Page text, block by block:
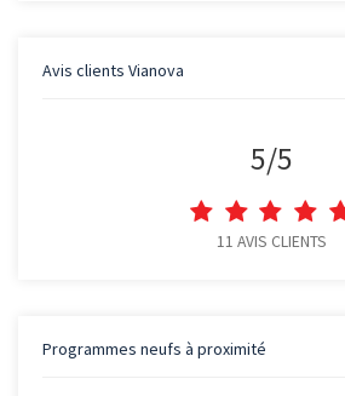
Avis clients Vianova
5/5
11 AVIS CLIENTS
Programmes neufs à proximité